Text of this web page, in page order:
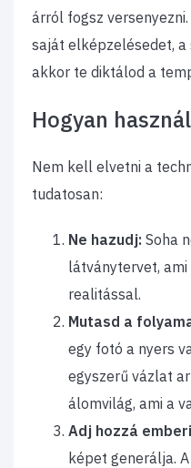
árról fogsz
saját elképzelésedet,
akkor te diktálod a
Hogyan
Nem kell elvetni a
tudatosan:
Ne hazudj: Soha
látványtervet, ami
realitással.
Mutasd a
egy fotó a nyers
egyszerű vázlat
álomvilág, ami a
Adj hozzá
képet generálja.